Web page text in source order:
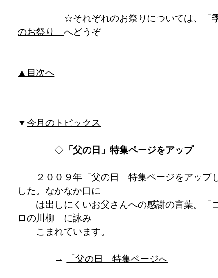
☆それぞれのお祭りについては、
「
のお祭り」へどうぞ
▲目次へ
▼今月のトピックス
◇ 「父の日」特集ページをアップ
２００９年「父の日」特集ページをアップ
した。なかなか口に
は出しにくいお父さんへの感謝の言葉。「
ロの川柳」に詠み
こまれています。
→ 「父の日」特集ページへ